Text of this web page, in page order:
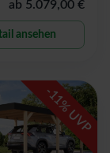
ab 5.079,00 €
ansehen
-
11
% UVP